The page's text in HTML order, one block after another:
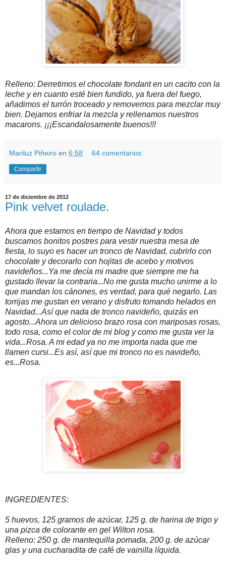
Relleno: Derretimos el chocolate fondant en un cacito con la
leche y en cuanto esté bien fundido, ya fuera del fuego,
añadimos el turrón troceado y removemos para mezclar muy
bien. Dejamos enfriar la mezcla y rellenamos nuestros
macarons. ¡¡¡Escandalosamente buenos!!!
Mariluz Piñeiro en 6:58 64 comentarios:
Compartir
17 de diciembre de 2012
Pink velvet roulade.
Ahora que estamos en tiempo de Navidad y todos
buscamos bonitos postres para vestir nuestra mesa de
fiesta, lo suyo es hacer un tronco de Navidad, cubrirlo con
chocolate y decorarlo con hojitas de acebo y motivos
navideños...Ya me decía mi madre que siempre me ha
gustado llevar la contraria...No me gusta mucho unirme a lo
que mandan los cánones, es verdad, para qué negarlo. Las
torrijas me gustan en verano y disfruto tomando helados en
Navidad...Así que nada de tronco navideño, quizás en
agosto...Ahora un delicioso brazo rosa con mariposas rosas,
todo rosa, como el color de mi blog y como me gusta ver la
vida...Rosa. A mi edad ya no me importa nada que me
llamen cursi...Es así, así que mi tronco no es navideño,
es...Rosa.
INGREDIENTES:
5 huevos, 125 gramos de azúcar, 125 g. de harina de trigo y
una pizca de colorante en gel Wilton rosa.
Relleno: 250 g. de mantequilla pomada, 200 g. de azúcar
glas y una cucharadita de café de vainilla líquida.